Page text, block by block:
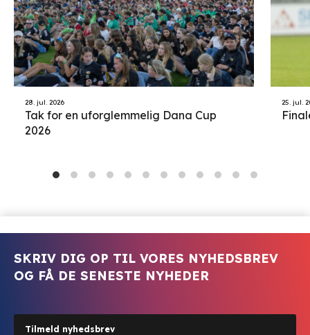
28. jul. 2026
Tak for en uforglemmelig Dana Cup
2026
25. jul.
SKRIV DIG OP TIL VORES NYHEDSBREV
OG FÅ DE SENESTE NYHEDER
Tilmeld nyhedsbrev